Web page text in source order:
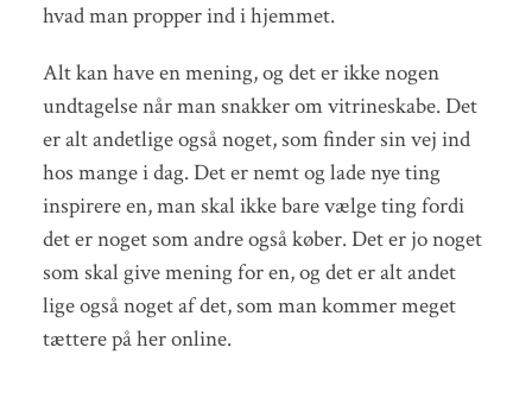
hvad man propper ind i hjemmet.
Alt kan have en mening, og det er ikke nogen
undtagelse når man snakker om vitrineskabe. Det
er alt andetlige også noget, som finder sin vej ind
hos mange i dag. Det er nemt og lade nye ting
inspirere en, man skal ikke bare vælge ting fordi
det er noget som andre også køber. Det er jo noget
som skal give mening for en, og det er alt andet
lige også noget af det, som man kommer meget
tættere på her online.